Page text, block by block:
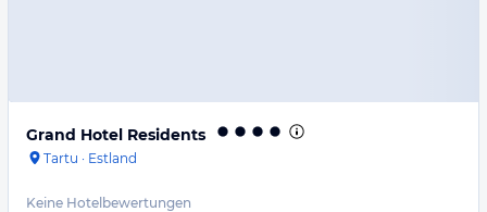
Grand Hotel Residents
Tartu · Estland
Keine Hotelbewertungen